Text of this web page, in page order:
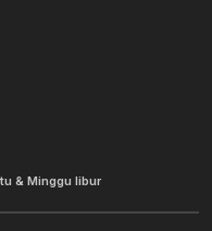
& Minggu libur